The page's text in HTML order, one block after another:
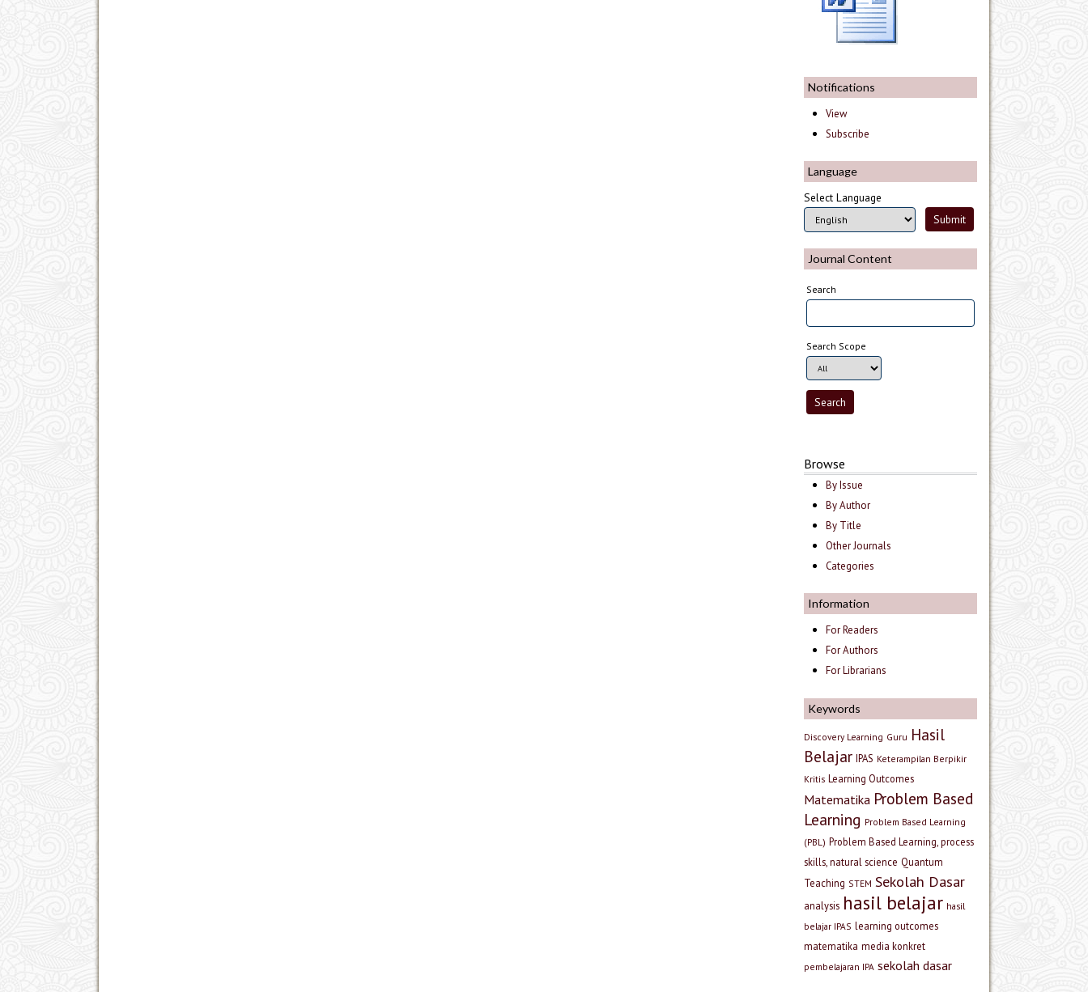
Notifications
View
Subscribe
Language
Select Language
Journal Content
Search
Search Scope
Browse
By Issue
By Author
By Title
Other Journals
Categories
Information
For Readers
For Authors
For Librarians
Keywords
Discovery Learning Guru Hasil
Belajar IPAS Keterampilan Berpikir
Kritis Learning Outcomes
Matematika Problem Based
Learning Problem Based Learning
(PBL) Problem Based Learning, process
skills, natural science Quantum
Teaching STEM Sekolah Dasar
analysis hasil belajar hasil
belajar IPAS learning outcomes
matematika media konkret
pembelajaran IPA sekolah dasar